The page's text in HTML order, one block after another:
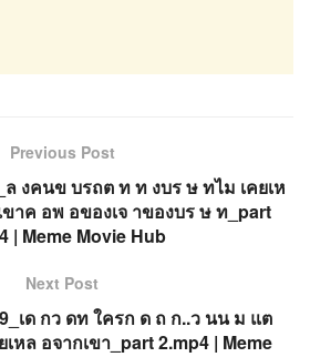
Previous Post
ล งคนข บรถต ท ท งบร ษ ทไม เคยเห
ขาค อพ อของเจ าของบร ษ ท_part
| Meme Movie Hub
Next Post
เด กว ดท ใครก ด ถ ก..ว นน ม แต
หล อจากเขา_part 2.mp4 | Meme